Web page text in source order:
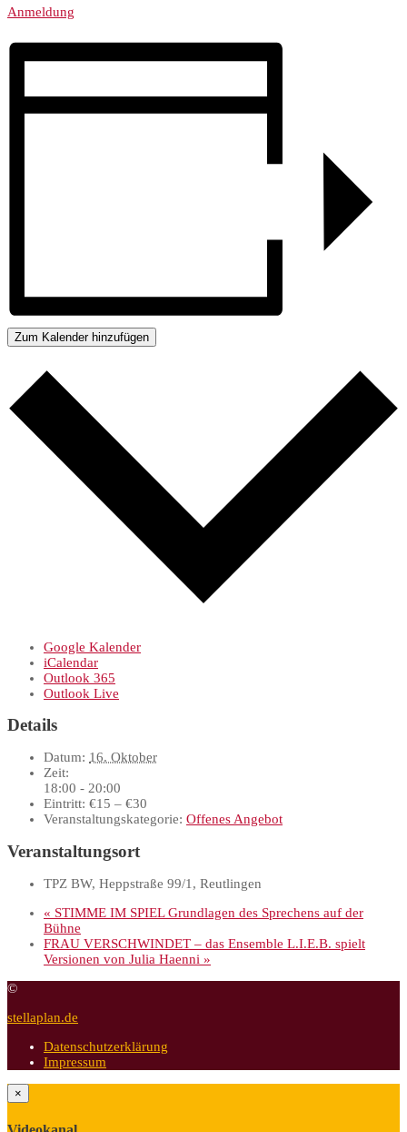
Anmeldung
Zum Kalender hinzufügen
Google Kalender
iCalendar
Outlook 365
Outlook Live
Details
Datum: 16. Oktober
Zeit:
18:00 - 20:00
Eintritt: €15 – €30
Veranstaltungskategorie: Offenes Angebot
Veranstaltungsort
TPZ BW, Heppstraße 99/1, Reutlingen
« STIMME IM SPIEL Grundlagen des Sprechens auf der
Bühne
FRAU VERSCHWINDET – das Ensemble L.I.E.B. spielt
Versionen von Julia Haenni »
©
stellaplan.de
Datenschutzerklärung
Impressum
×